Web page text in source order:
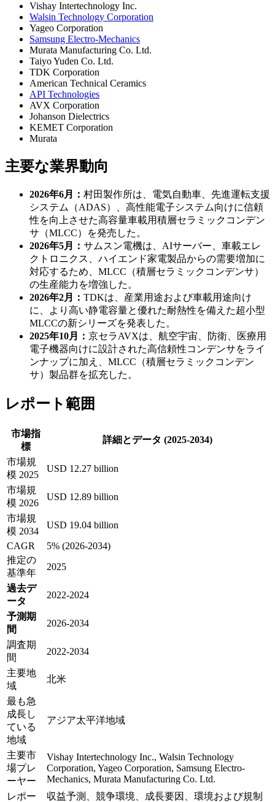
Vishay Intertechnology Inc.
Walsin Technology Corporation
Yageo Corporation
Samsung Electro-Mechanics
Murata Manufacturing Co. Ltd.
Taiyo Yuden Co. Ltd.
TDK Corporation
American Technical Ceramics
API Technologies
AVX Corporation
Johanson Dielectrics
KEMET Corporation
Murata
主要な業界動向
2026年6月： 村田製作所は、電気自動車、先進運転支援
システム（ADAS）、高性能電子システム向けに信頼
性を向上させた高容量車載用積層セラミックコンデン
サ（MLCC）を発売した。
2026年5月： サムスン電機は、AIサーバー、車載エレ
クトロニクス、ハイエンド家電製品からの需要増加に
対応するため、MLCC（積層セラミックコンデンサ）
の生産能力を増強した。
2026年2月： TDKは、産業用途および車載用途向け
に、より高い静電容量と優れた耐熱性を備えた超小型
MLCCの新シリーズを発表した。
2025年10月： 京セラAVXは、航空宇宙、防衛、医療用
電子機器向けに設計された高信頼性コンデンサをライ
ンナップに加え、MLCC（積層セラミックコンデン
サ）製品群を拡充した。
レポート範囲
市場指
標
詳細とデータ (2025-2034)
市場規
模 2025
USD 12.27 billion
市場規
模 2026
USD 12.89 billion
市場規
模 2034
USD 19.04 billion
CAGR
5% (2026-2034)
推定の
基準年
2025
過去デ
ータ
2022-2024
予測期
間
2026-2034
調査期
間
2022-2034
主要地
域
北米
最も急
成長し
ている
地域
アジア太平洋地域
主要市
場プレ
ーヤー
Vishay Intertechnology Inc., Walsin Technology
Corporation, Yageo Corporation, Samsung Electro-
Mechanics, Murata Manufacturing Co. Ltd.
レポー
収益予測、競争環境、成長要因、環境および規制